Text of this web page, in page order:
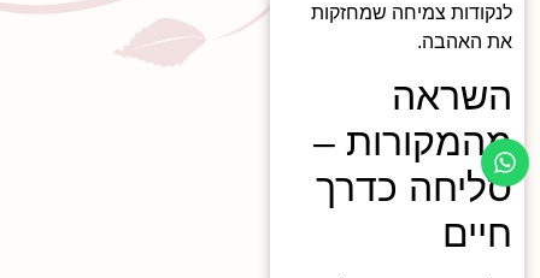
לנקודות צמיחה שמחזקות
את האהבה.
השראה
מהמקורות –
סליחה כדרך
חיים